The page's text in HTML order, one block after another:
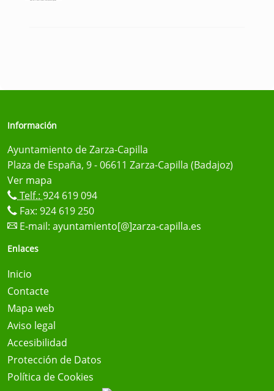
Información
Ayuntamiento de Zarza-Capilla
Plaza de España, 9 - 06611 Zarza-Capilla (Badajoz)
Ver mapa
Telf.: 924 619 094
Fax: 924 619 250
E-mail: ayuntamiento[@]zarza-capilla.es
Enlaces
Inicio
Contacte
Mapa web
Aviso legal
Accesibilidad
Protección de Datos
Política de Cookies